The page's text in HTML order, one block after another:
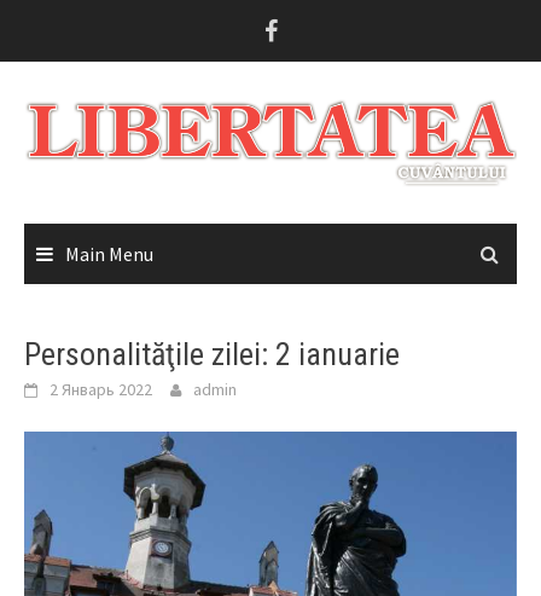
Main Menu
Personalităţile zilei: 2 ianuarie
2 Январь 2022 admin